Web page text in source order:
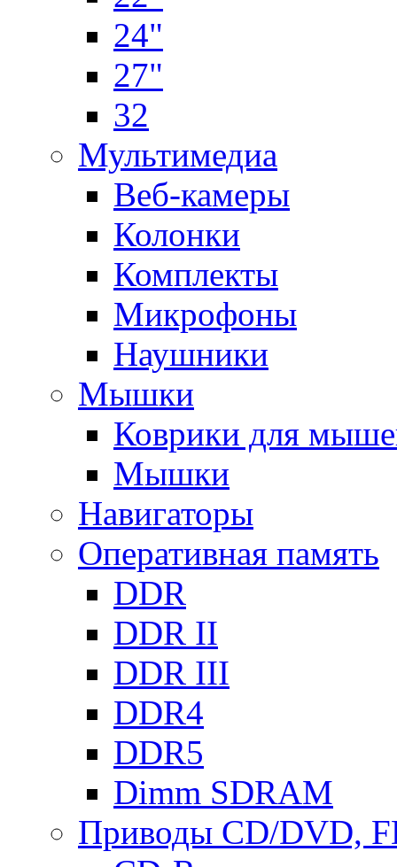
24"
27"
32
Мультимедиа
Веб-камеры
Колонки
Комплекты
Микрофоны
Наушники
Мышки
Коврики для
Мышки
Навигаторы
Оперативная память
DDR
DDR II
DDR III
DDR4
DDR5
Dimm SDRAM
Приводы СD/DVD,